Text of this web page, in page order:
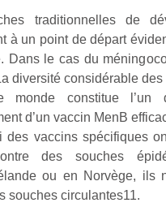
traditionnelles de
à un point de départ
Dans le cas du
diversité considérable
monde constitue l’un
d’un vaccin MenB
des vaccins spécifiques
des souches
ou en Norvège, ils
souches circulantes11.